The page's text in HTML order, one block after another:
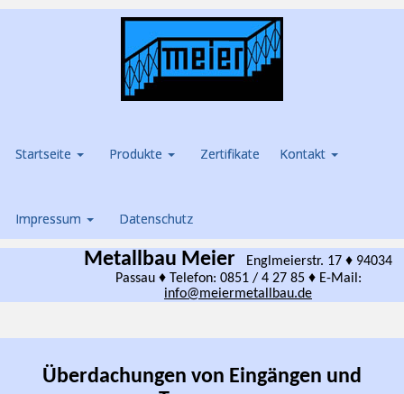
Startseite Produkte Zertifikate Kontakt
Impressum Datenschutz
Metallbau Meier Englmeierstr. 17 ♦ 94034
Passau ♦ Telefon: 0851 / 4 27 85 ♦ E-Mail:
info@meiermetallbau.de
Überdachungen von Eingängen und